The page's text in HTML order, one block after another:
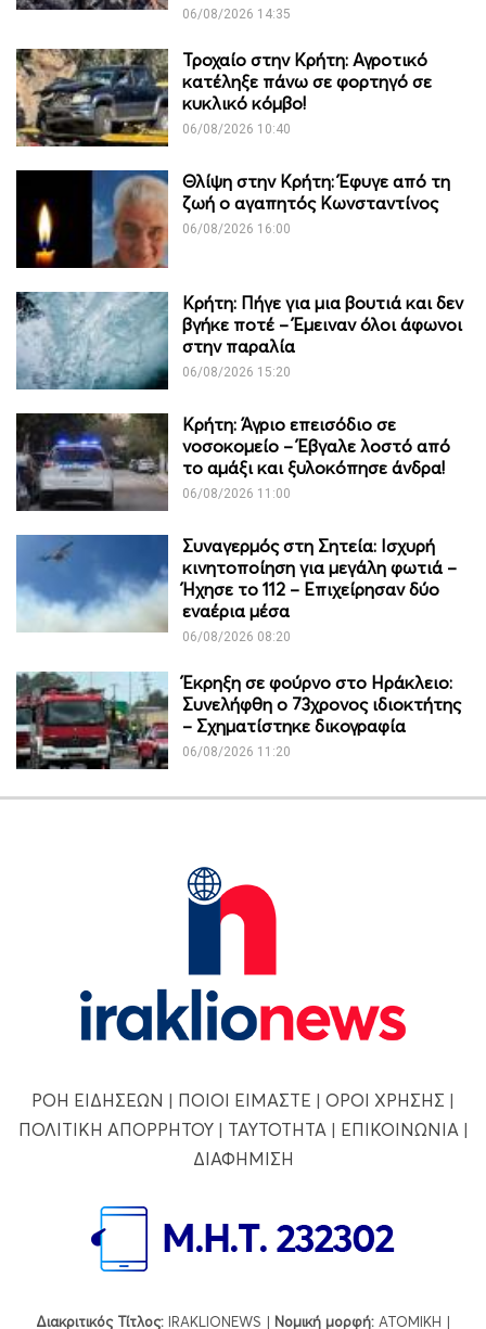
06/08/2026 14:35
Τροχαίο στην Κρήτη: Αγροτικό
κατέληξε πάνω σε φορτηγό σε
κυκλικό κόμβο!
06/08/2026 10:40
Θλίψη στην Κρήτη: Έφυγε από τη
ζωή ο αγαπητός Κωνσταντίνος
06/08/2026 16:00
Κρήτη: Πήγε για μια βουτιά και δεν
βγήκε ποτέ – Έμειναν όλοι άφωνοι
στην παραλία
06/08/2026 15:20
Κρήτη: Άγριο επεισόδιο σε
νοσοκομείο – Έβγαλε λοστό από
το αμάξι και ξυλοκόπησε άνδρα!
06/08/2026 11:00
Συναγερμός στη Σητεία: Ισχυρή
κινητοποίηση για μεγάλη φωτιά –
Ήχησε το 112 – Επιχείρησαν δύο
εναέρια μέσα
06/08/2026 08:20
Έκρηξη σε φούρνο στο Ηράκλειο:
Συνελήφθη ο 73χρονος ιδιοκτήτης
– Σχηματίστηκε δικογραφία
06/08/2026 11:20
ΡΟΗ ΕΙΔΗΣΕΩΝ | ΠΟΙΟΙ ΕΙΜΑΣΤΕ | ΟΡΟΙ ΧΡΗΣΗΣ |
ΠΟΛΙΤΙΚΗ ΑΠΟΡΡΗΤΟΥ| ΤΑΥΤΟΤΗΤΑ | ΕΠΙΚΟΙΝΩΝΙΑ |
ΔΙΑΦΗΜΙΣΗ
Διακριτικός Τίτλος: IRAKLIONEWS | Νομική μορφή: ΑΤΟΜΙΚΗ |